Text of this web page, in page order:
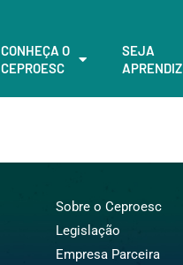
CONHEÇA O
CEPROESC
SEJA
APRENDIZ
Sobre o Ceproesc
Legislação
Empresa Parceira